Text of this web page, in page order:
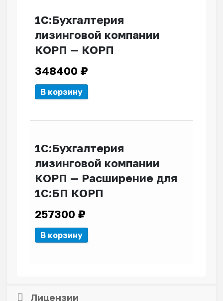
1С:Бухгалтерия
лизинговой компании
КОРП — КОРП
348400 ₽
В корзину
1С:Бухгалтерия
лизинговой компании
КОРП — Расширение для
1С:БП КОРП
257300 ₽
В корзину
Лицензии